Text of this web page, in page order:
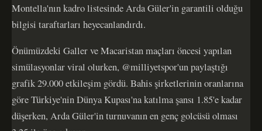
Montella'nın kadro listesinde Arda Güler'in garantili olduğu
bilgisi taraftarları heyecanlandırdı.
Önümüzdeki Galler ve Macaristan maçları öncesi yapılan
simülasyonlar viral olurken, @milliyetspor'un paylaştığı
grafik 29.000 etkileşim gördü. Bahis şirketlerinin oranlarına
göre Türkiye'nin Dünya Kupası'na katılma şansı 1.85'e kadar
düşerken, Arda Güler'in turnuvanın en genç golcüsü olması